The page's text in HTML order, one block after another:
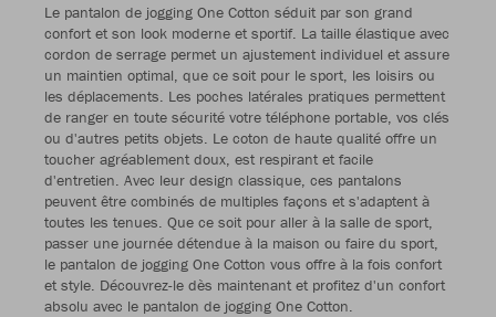
Le pantalon de jogging One Cotton séduit par son grand
confort et son look moderne et sportif. La taille élastique avec
cordon de serrage permet un ajustement individuel et assure
un maintien optimal, que ce soit pour le sport, les loisirs ou
les déplacements. Les poches latérales pratiques permettent
de ranger en toute sécurité votre téléphone portable, vos clés
ou d'autres petits objets. Le coton de haute qualité offre un
toucher agréablement doux, est respirant et facile
d'entretien. Avec leur design classique, ces pantalons
peuvent être combinés de multiples façons et s'adaptent à
toutes les tenues. Que ce soit pour aller à la salle de sport,
passer une journée détendue à la maison ou faire du sport,
le pantalon de jogging One Cotton vous offre à la fois confort
et style. Découvrez-le dès maintenant et profitez d'un confort
absolu avec le pantalon de jogging One Cotton.